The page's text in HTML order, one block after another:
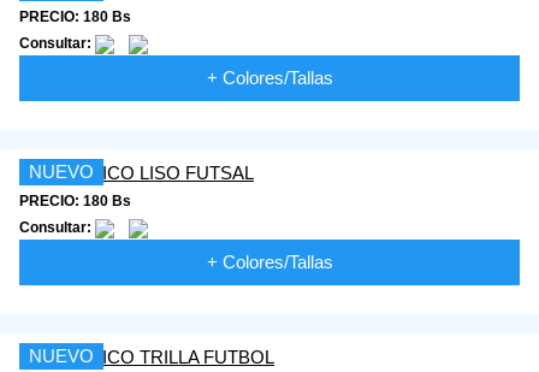
PRECIO: 180 Bs
Consultar:
+ Colores/Tallas
NUEVO
PRECIO: 180 Bs
Consultar:
+ Colores/Tallas
NUEVO